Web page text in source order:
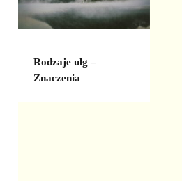
Rodzaje ulg –
Znaczenia